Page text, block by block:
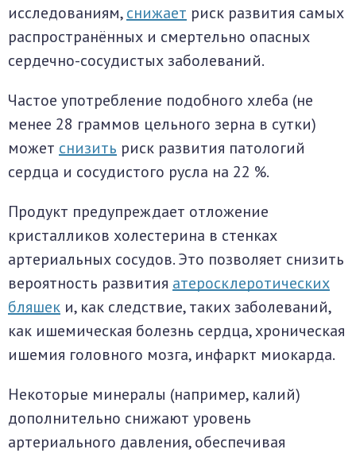
исследованиям,снижает риск развития самых
распространённых и смертельно опасных
сердечно-сосудистых заболеваний.
Частое употребление подобного хлеба (не
менее 28 граммов цельного зерна в сутки)
может снизить риск развития патологий
сердца и сосудистого русла на 22 %.
Продукт предупреждает отложение
кристалликов холестерина в стенках
артериальных сосудов. Это позволяет снизить
вероятность развития атеросклеротических
бляшек и, как следствие, таких заболеваний,
как ишемическая болезнь сердца, хроническая
ишемия головного мозга, инфаркт миокарда.
Некоторые минералы (например, калий)
дополнительно снижают уровень
артериального давления, обеспечивая